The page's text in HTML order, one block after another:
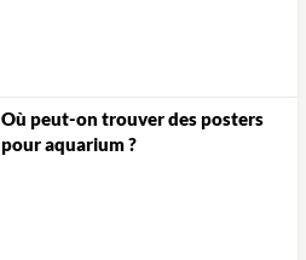
Où peut-on trouver des posters
pour aquarium ?